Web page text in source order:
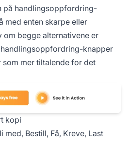
på handlingsoppfordring-
med enten skarpe eller
om begge alternativene er
knapper
som mer tiltalende for det
kopi
med, Bestill, Få, Kreve, Last